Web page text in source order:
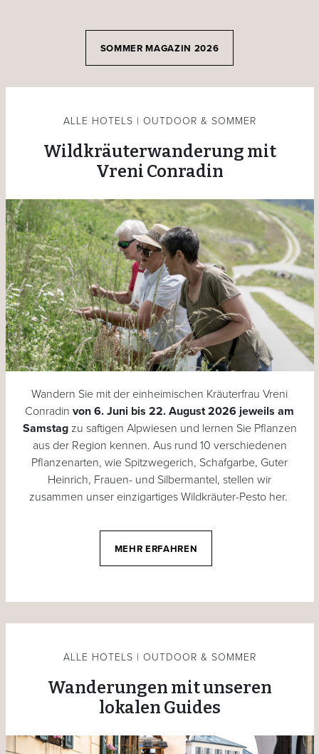
SOMMER MAGAZIN 2026
ALLE HOTELS | OUTDOOR & SOMMER
Wildkräuterwanderung mit
Vreni Conradin
Wandern Sie mit der einheimischen Kräuterfrau Vreni
Conradin von 6. Juni bis 22. August 2026 jeweils am
Samstagzu saftigen Alpwiesen und lernen Sie Pflanzen
aus der Region kennen. Aus rund 10 verschiedenen
Pflanzenarten, wie Spitzwegerich, Schafgarbe, Guter
Heinrich, Frauen- und Silbermantel, stellen wir
zusammen unser einzigartiges Wildkräuter-Pesto her.
MEHR ERFAHREN
ALLE HOTELS | OUTDOOR & SOMMER
Wanderungen mit unseren
lokalen Guides